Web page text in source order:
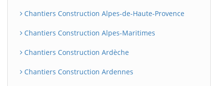
Chantiers Construction Alpes-de-Haute-Provence
Chantiers Construction Alpes-Maritimes
Chantiers Construction Ardèche
Chantiers Construction Ardennes